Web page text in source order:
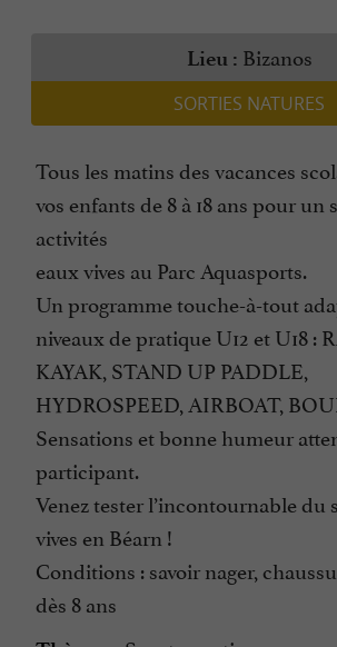
Lieu : Bizanos
SORTIES NATURES
Tous les matins des vacances
vos enfants de 8 à 18 ans pour un
activités
eaux vives au Parc Aquasports.
Un programme touche-à-tout
niveaux de pratique U12 et U18 :
KAYAK, STAND UP PADDLE,
HYDROSPEED, AIRBOAT,
Sensations et bonne humeur
participant.
Venez tester l’incontournable du
vives en Béarn !
Conditions : savoir nager,
dès 8 ans